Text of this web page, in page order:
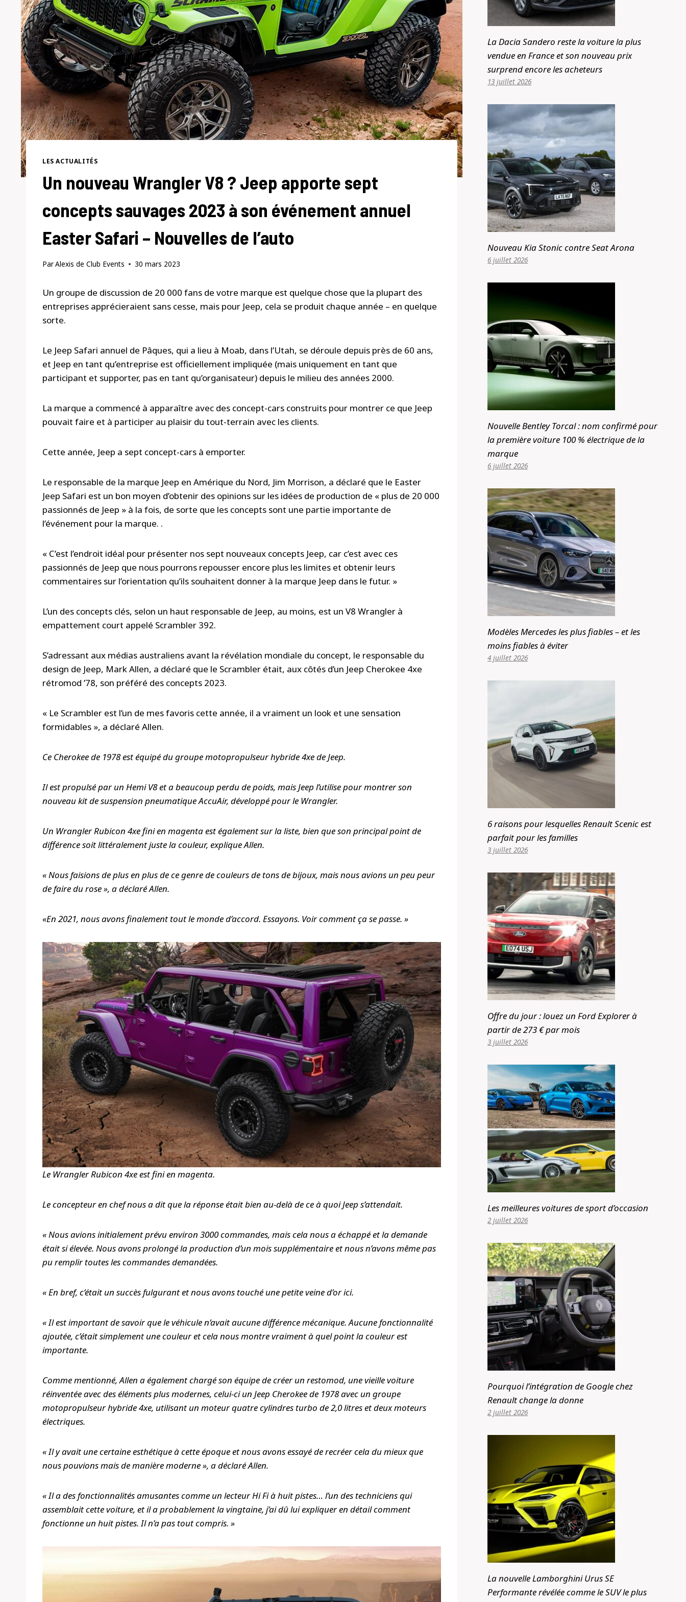
LES ACTUALITÉS
Un nouveau Wrangler V8 ? Jeep apporte sept
concepts sauvages 2023 à son événement annuel
Easter Safari – Nouvelles de l’auto
ParAlexis de Club Events 30 mars 2023
Un groupe de discussion de 20 000 fans de votre marque est quelque chose que la plupart des
entreprises apprécieraient sans cesse, mais pour Jeep, cela se produit chaque année – en quelque
sorte.
Le Jeep Safari annuel de Pâques, qui a lieu à Moab, dans l’Utah, se déroule depuis près de 60 ans,
et Jeep en tant qu’entreprise est officiellement impliquée (mais uniquement en tant que
participant et supporter, pas en tant qu’organisateur) depuis le milieu des années 2000.
La marque a commencé à apparaître avec des concept-cars construits pour montrer ce que Jeep
pouvait faire et à participer au plaisir du tout-terrain avec les clients.
Cette année, Jeep a sept concept-cars à emporter.
Le responsable de la marque Jeep en Amérique du Nord, Jim Morrison, a déclaré que le Easter
Jeep Safari est un bon moyen d’obtenir des opinions sur les idées de production de « plus de 20 000
passionnés de Jeep » à la fois, de sorte que les concepts sont une partie importante de
l’événement pour la marque. .
« C’est l’endroit idéal pour présenter nos sept nouveaux concepts Jeep, car c’est avec ces
passionnés de Jeep que nous pourrons repousser encore plus les limites et obtenir leurs
commentaires sur l’orientation qu’ils souhaitent donner à la marque Jeep dans le futur. »
L’un des concepts clés, selon un haut responsable de Jeep, au moins, est un V8 Wrangler à
empattement court appelé Scrambler 392.
S’adressant aux médias australiens avant la révélation mondiale du concept, le responsable du
design de Jeep, Mark Allen, a déclaré que le Scrambler était, aux côtés d’un Jeep Cherokee 4xe
rétromod ’78, son préféré des concepts 2023.
« Le Scrambler est l’un de mes favoris cette année, il a vraiment un look et une sensation
formidables », a déclaré Allen.
Ce Cherokee de 1978 est équipé du groupe motopropulseur hybride 4xe de Jeep.
Il est propulsé par un Hemi V8 et a beaucoup perdu de poids, mais Jeep l’utilise pour montrer son
nouveau kit de suspension pneumatique AccuAir, développé pour le Wrangler.
Un Wrangler Rubicon 4xe fini en magenta est également sur la liste, bien que son principal point de
différence soit littéralement juste la couleur, explique Allen.
« Nous faisions de plus en plus de ce genre de couleurs de tons de bijoux, mais nous avions un peu peur
de faire du rose », a déclaré Allen.
«En 2021, nous avons finalement tout le monde d’accord. Essayons. Voir comment ça se passe. »
Le Wrangler Rubicon 4xe est fini en magenta.
Le concepteur en chef nous a dit que la réponse était bien au-delà de ce à quoi Jeep s’attendait.
« Nous avions initialement prévu environ 3000 commandes, mais cela nous a échappé et la demande
était si élevée. Nous avons prolongé la production d’un mois supplémentaire et nous n’avons même pas
pu remplir toutes les commandes demandées.
« En bref, c’était un succès fulgurant et nous avons touché une petite veine d’or ici.
« Il est important de savoir que le véhicule n’avait aucune différence mécanique. Aucune fonctionnalité
ajoutée, c’était simplement une couleur et cela nous montre vraiment à quel point la couleur est
importante.
Comme mentionné, Allen a également chargé son équipe de créer un restomod, une vieille voiture
réinventée avec des éléments plus modernes, celui-ci un Jeep Cherokee de 1978 avec un groupe
motopropulseur hybride 4xe, utilisant un moteur quatre cylindres turbo de 2,0 litres et deux moteurs
électriques.
« Il y avait une certaine esthétique à cette époque et nous avons essayé de recréer cela du mieux que
nous pouvions mais de manière moderne », a déclaré Allen.
« Il a des fonctionnalités amusantes comme un lecteur Hi Fi à huit pistes… l’un des techniciens qui
assemblait cette voiture, et il a probablement la vingtaine, j’ai dû lui expliquer en détail comment
fonctionne un huit pistes. Il n’a pas tout compris. »
La Dacia Sandero reste la voiture la plus
vendue en France et son nouveau prix
surprend encore les acheteurs
13 juillet 2026
Nouveau Kia Stonic contre Seat Arona
6 juillet 2026
Nouvelle Bentley Torcal : nom confirmé pour
la première voiture 100 % électrique de la
marque
6 juillet 2026
Modèles Mercedes les plus fiables – et les
moins fiables à éviter
4 juillet 2026
6 raisons pour lesquelles Renault Scenic est
parfait pour les familles
3 juillet 2026
Offre du jour : louez un Ford Explorer à
partir de 273 € par mois
3 juillet 2026
Les meilleures voitures de sport d’occasion
2 juillet 2026
Pourquoi l’intégration de Google chez
Renault change la donne
2 juillet 2026
La nouvelle Lamborghini Urus SE
Performante révélée comme le SUV le plus